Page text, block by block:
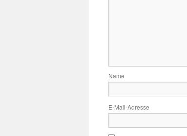
Name
E-Mail-Adresse